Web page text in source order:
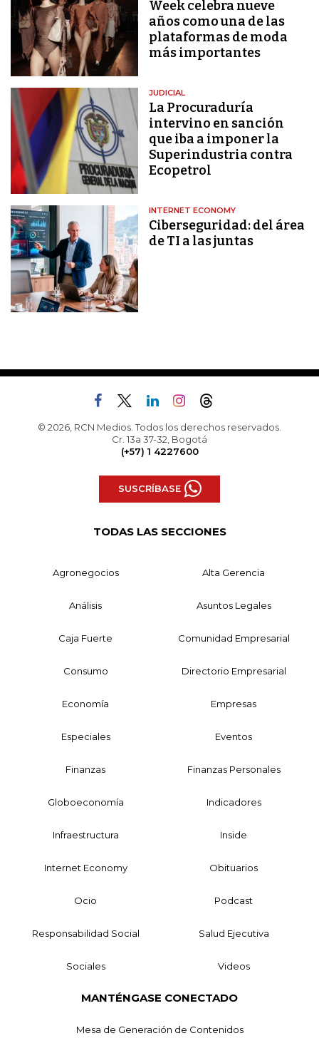
Week celebra nueve
años como una de las
plataformas de moda
más importantes
JUDICIAL
La Procuraduría
intervino en sanción
que iba a imponer la
Superindustria contra
Ecopetrol
INTERNET ECONOMY
Ciberseguridad: del área
de TI a las juntas
© 2026, RCN Medios. Todos los derechos reservados.
Cr. 13a 37-32, Bogotá
(+57) 1 4227600
SUSCRÍBASE
TODAS LAS SECCIONES
Agronegocios Alta Gerencia
Análisis Asuntos Legales
Caja Fuerte Comunidad Empresarial
Consumo Directorio Empresarial
Economía Empresas
Especiales Eventos
Finanzas Finanzas Personales
Globoeconomía Indicadores
Infraestructura Inside
Internet Economy Obituarios
Ocio Podcast
Responsabilidad Social Salud Ejecutiva
Sociales Videos
MANTÉNGASE CONECTADO
Mesa de Generación de Contenidos